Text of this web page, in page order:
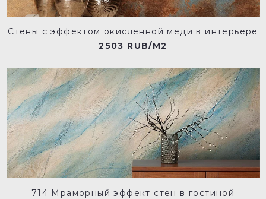
Стены с эффектом окисленной меди в интерьере
2503 RUB/M2
714 Мраморный эффект стен в гостиной